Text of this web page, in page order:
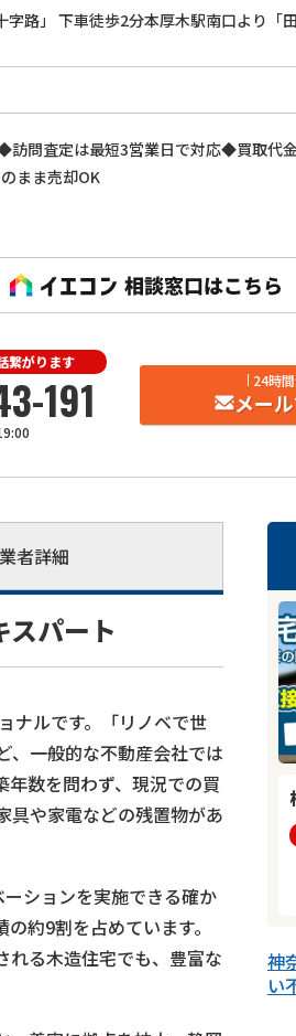
路」 下車徒歩2分本厚木駅南口より「
問査定は最短3営業日で対応◆買取代
まま売却OK
繋がります
191 24時
メー
業者詳細
パート
ナルです。「リノベで世
、一般的な不動産会社では
数を問わず、現況での買
具や家電などの残置物があ
ションを実施できる確か
約9割を占めています。
れる木造住宅でも、豊富な
神
い